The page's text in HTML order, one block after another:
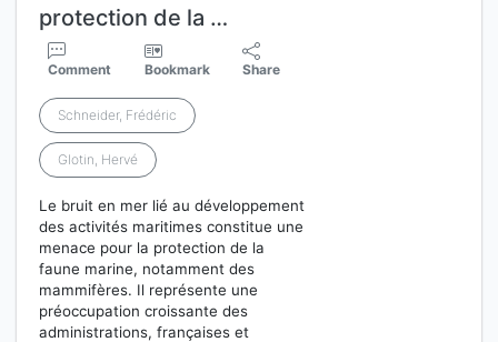
protection de la …
Comment Bookmark Share
Schneider, Frédéric
Glotin, Hervé
Le bruit en mer lié au développement
des activités maritimes constitue une
menace pour la protection de la
faune marine, notamment des
mammifères. Il représente une
préoccupation croissante des
administrations, françaises et